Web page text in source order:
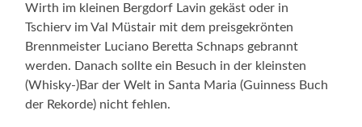
Wirth im kleinen Bergdorf Lavin gekäst oder in
Tschierv im Val Müstair mit dem preisgekrönten
Brennmeister Luciano Beretta Schnaps gebrannt
werden. Danach sollte ein Besuch in der kleinsten
(Whisky-)Bar der Welt in Santa Maria (Guinness Buch
der Rekorde) nicht fehlen.